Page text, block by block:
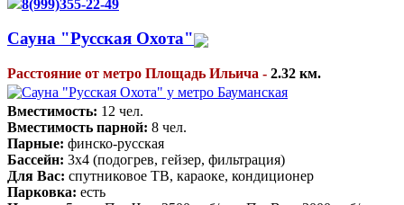
8(999)355-22-49
Cауна "Русская Охота"
Расстояние от метро Площадь Ильича - 2.32 км.
Вместимость: 12 чел.
Вместимость парной: 8 чел.
Парные: финско-русская
Бассейн: 3х4 (подогрев, гейзер, фильтрация)
Для Вас: спутниковое ТВ, караоке, кондиционер
Парковка: есть